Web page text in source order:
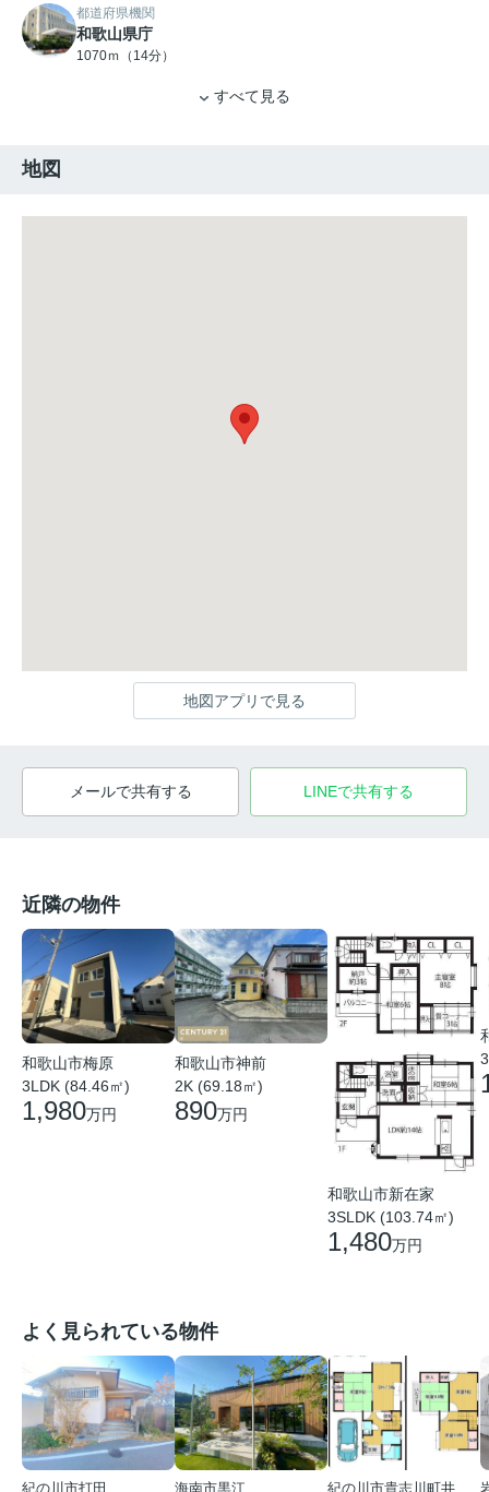
都道府県機関
和歌山県庁
1070ｍ（14分）
すべて見る
地図
地図アプリで見る
メールで共有する LINEで共有する
近隣の物件
和歌山市梅原
3LDK (84.46㎡)
1,980万円
和歌山市神前
2K (69.18㎡)
890万円
和歌山市新在家
3SLDK (103.74㎡)
1,480万円
よく見られている物件
紀の川市打田 海南市黒江